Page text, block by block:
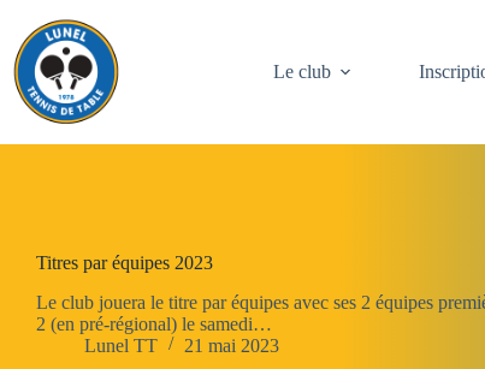
contenu
Le club
Titres par équipes 2023
Le club jouera le titre par équipes avec ses 2 équipes
2 (en pré-régional) le samedi…
Lunel TT
21 mai 2023